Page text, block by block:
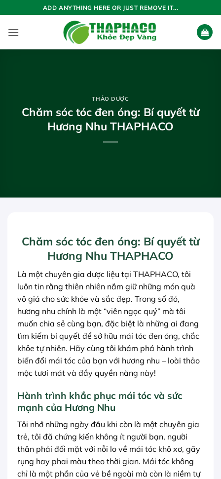
qua
nội
ADD ANYTHING HERE OR JUST REMOVE IT...
THẢO DƯỢC
Chăm sóc tóc đen óng: Bí quyết từ
Hương Nhu THAPHACO
Chăm sóc tóc đen óng: Bí quyết từ
Hương Nhu THAPHACO
Là một chuyên gia dược liệu tại THAPHACO, tôi
luôn tin rằng thiên nhiên nắm giữ những món quà
vô giá cho sức khỏe và sắc đẹp. Trong số đó,
hương nhu chính là một “viên ngọc quý” mà tôi
muốn chia sẻ cùng bạn, đặc biệt là những ai đang
tìm kiếm bí quyết để sở hữu mái tóc đen óng, chắc
khỏe tự nhiên. Hãy cùng tôi khám phá hành trình
biến đổi mái tóc của bạn với hương nhu – loài thảo
mộc tươi mát và đầy quyền năng này!
Hành trình khắc phục mái tóc và sức
mạnh của Hương Nhu
Tôi nhớ những ngày đầu khi còn là một chuyên gia
trẻ, tôi đã chứng kiến không ít người bạn, người
thân phải đối mặt với nỗi lo về mái tóc khô xơ, gãy
rụng hay phai màu theo thời gian. Mái tóc không
chỉ là một phần của vẻ bề ngoài mà còn là niềm tự